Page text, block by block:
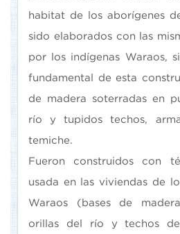
habitat de los aborígenes
sido elaborados con las
por los indígenas Waraos,
fundamental de esta
de madera soterradas en
río y tupidos techos,
temiche.
Fueron construidos con
usada en las viviendas de
Waraos (bases de
orillas del río y techos de